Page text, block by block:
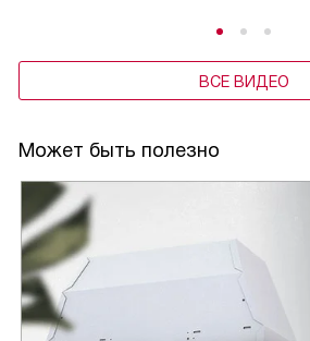
ВСЕ ВИДЕО
Может быть полезно